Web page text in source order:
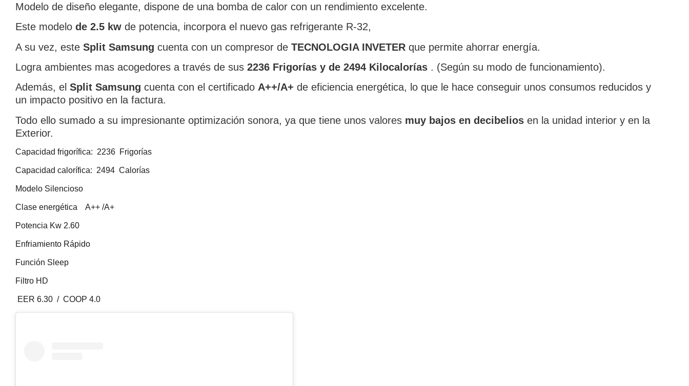
Modelo de diseño elegante, dispone de una bomba de calor con un rendimiento excelente.
Este modelo de 2.5 kw de potencia, incorpora el nuevo gas refrigerante R-32,
A su vez, este Split Samsung cuenta con un compresor de TECNOLOGIA INVETER que permite ahorrar energía.
Logra ambientes mas acogedores a través de sus 2236 Frigorías y de 2494 Kilocalorías . (Según su modo de funcionamiento).
Además, el Split Samsung cuenta con el certificado A++/A+ de eficiencia energética, lo que le hace conseguir unos consumos reducidos y
un impacto positivo en la factura.
Todo ello sumado a su impresionante optimización sonora, ya que tiene unos valores muy bajos en decibelios en la unidad interior y en la
Exterior.
Capacidad frigorífica: 2236 Frigorías
Capacidad calorífica: 2494 Calorías
Modelo Silencioso
Clase energética A++ /A+
Potencia Kw 2.60
Enfriamiento Rápido
Función Sleep
Filtro HD
EER 6.30 / COOP 4.0